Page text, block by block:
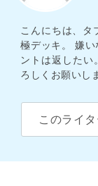
こんにちは、タ
極デッキ。 嫌
ントは返したい
ろしくお願いし
このライ